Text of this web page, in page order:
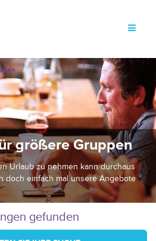
größere Gruppen
Urlaub zu nehmen kann durchaus
doch einfach mal unsere Angebote
gefunden